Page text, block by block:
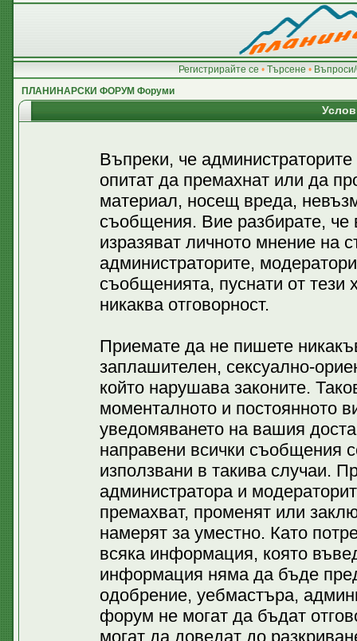
Регистрирайте се • Търсене •
ПЛАНИНАРСКИ ФОРУМ Форуми
Въпреки, че
опитат да премахнат или да
материал, носещ вреда,
съобщения. Вие разбирате,
изразяват личното мнение на
администраторите,
съобщенията, пуснати от тези
никаква отговорност.
Приемате да не пишете
заплашителен, сексуално-
който нарушава законите.
моменталното и постоянното
уведомяването на вашия
направени всички съобщения
използвани в такива случаи.
администратора и
премахват, променят или
намерят за уместно. Като
всяка информация, която
информация няма да бъде
одобрение, уебмастъра,
форум не могат да бъдат
могат да доведат до